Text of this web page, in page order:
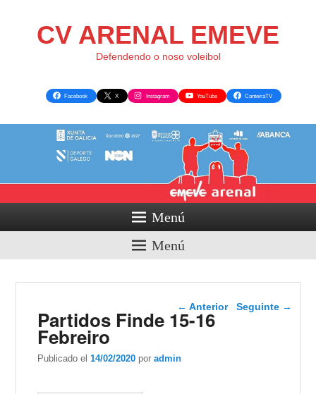
CV ARENAL EMEVE
Defendendo o noso voleibol
Facebook X Instagram YouTube CanteiraTV
Menú
Menú
Navegador de artigos
← Anterior Seguinte →
Partidos Finde 15-16
Febreiro
Publicado el14/02/2020 poradmin